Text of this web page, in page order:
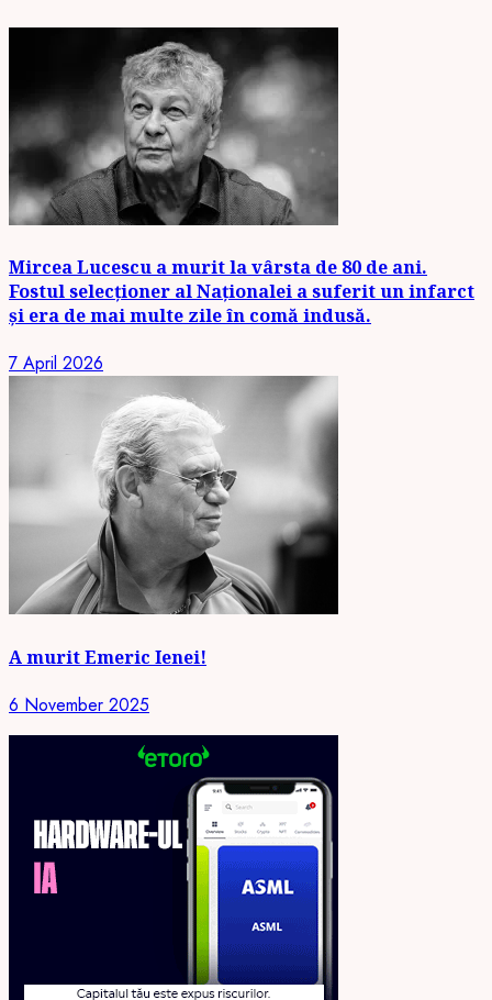
Mircea Lucescu a murit la vârsta de 80 de ani.
Fostul selecționer al Naționalei a suferit un infarct
și era de mai multe zile în comă indusă.
7 April 2026
A murit Emeric Ienei!
6 November 2025